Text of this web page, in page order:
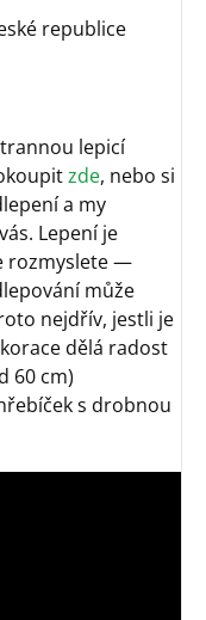
republice
lepicí
zde, nebo si
a my
Lepení je
rozmyslete —
může
nejdřív, jestli je
dělá radost
60 cm)
s drobnou